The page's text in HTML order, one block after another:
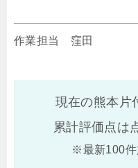
作業担当 窪田
現在の熊本片
累計評価点は
※最新100件